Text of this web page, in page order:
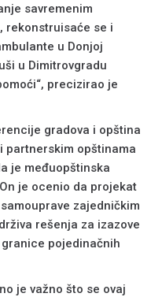
savremenim
rekonstruisaće se i
u Donjoj
u Dimitrovgradu
precizirao je
gradova i opština
partnerskim opštinama
je međuopštinska
je ocenio da projekat
zajedničkim
rešenja za izazove
pojedinačnih
je važno što se ovaj